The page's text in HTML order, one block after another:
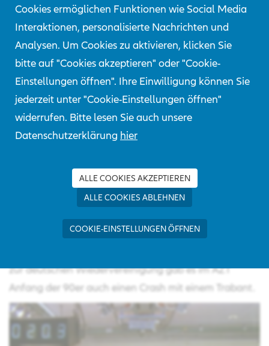
Cookies ermöglichen Funktionen wie Social Media
Interaktionen, personalisierte Nachrichten und
Analysen. Um Cookies zu aktivieren, klicken Sie
bitte auf "Cookies akzeptieren" oder "Cookie-
Einstellungen öffnen". Ihre Einwilligung können Sie
jederzeit unter "Cookie-Einstellungen öffnen"
widerrufen. Bitte lesen Sie auch unsere
Datenschutzerklärung hier
ALLE COOKIES AKZEPTIEREN
ALLE COOKIES ABLEHNEN
COOKIE-EINSTELLUNGEN ÖFFNEN
Auslösung des Airbags auf Brillenträger und Raucher
wird beim Crashtest simuliert (Quelle: AZT)
Auch die bereits im letzten Artikel beschriebenen
zur deutschen Wiedervereinigung gab es im AZT
Anfang der 90er auch einen Crash mit einem Trabant.